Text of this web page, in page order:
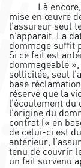
Là encore, la
mise en œuvre
l’assureur seul
n’apparait. La
dommage suffit
Si ce fait est
dommageable
sollicitée, seul
base
réserve que la
l’écoulement
l’origine du
contrat (« en
de celui-ci est
antérieur,
tenu de couvrir
un fait survenu